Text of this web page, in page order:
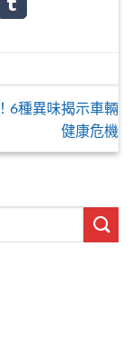
6種異味揭示車輛
健康危機